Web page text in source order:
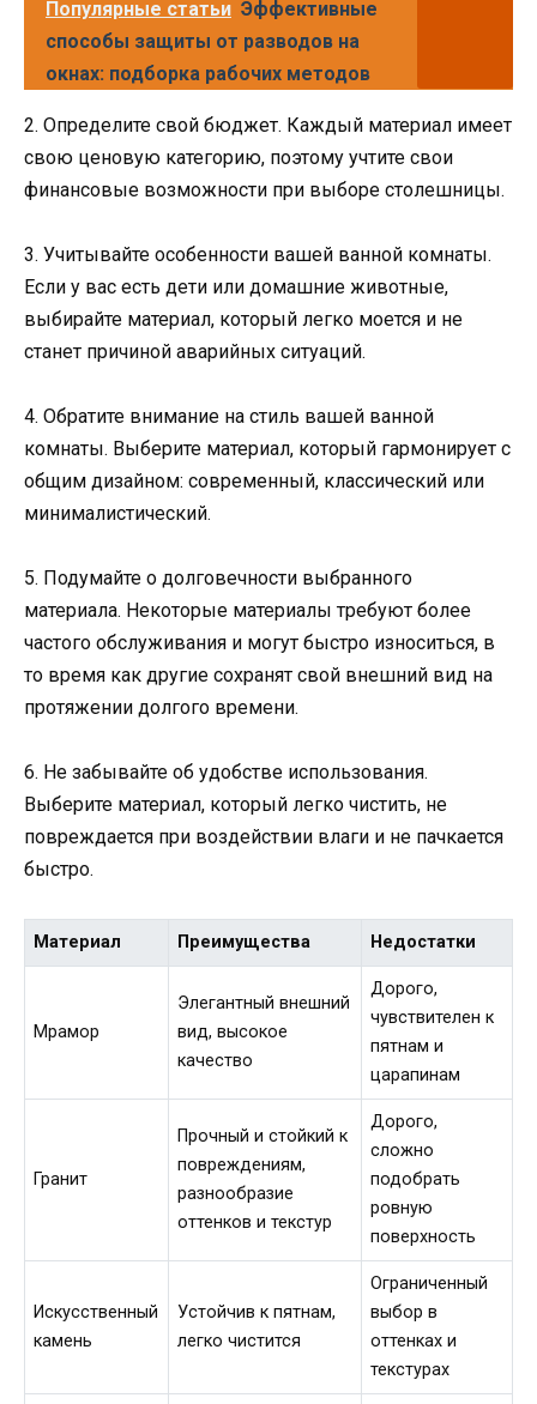
Популярные статьи Эффективные
способы защиты от разводов на
окнах: подборка рабочих методов
2. Определите свой бюджет. Каждый материал имеет
свою ценовую категорию, поэтому учтите свои
финансовые возможности при выборе столешницы.
3. Учитывайте особенности вашей ванной комнаты.
Если у вас есть дети или домашние животные,
выбирайте материал, который легко моется и не
станет причиной аварийных ситуаций.
4. Обратите внимание на стиль вашей ванной
комнаты. Выберите материал, который гармонирует с
общим дизайном: современный, классический или
минималистический.
5. Подумайте о долговечности выбранного
материала. Некоторые материалы требуют более
частого обслуживания и могут быстро износиться, в
то время как другие сохранят свой внешний вид на
протяжении долгого времени.
6. Не забывайте об удобстве использования.
Выберите материал, который легко чистить, не
повреждается при воздействии влаги и не пачкается
быстро.
Материал Преимущества Недостатки
Мрамор
Элегантный внешний
вид, высокое
качество
Дорого,
чувствителен к
пятнам и
царапинам
Гранит
Прочный и стойкий к
повреждениям,
разнообразие
оттенков и текстур
Дорого,
сложно
подобрать
ровную
поверхность
Искусственный
камень
Устойчив к пятнам,
легко чистится
Ограниченный
выбор в
оттенках и
текстурах